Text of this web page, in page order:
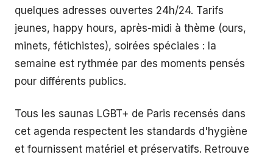
quelques adresses ouvertes 24h/24. Tarifs
jeunes, happy hours, après-midi à thème (ours,
minets, fétichistes), soirées spéciales : la
semaine est rythmée par des moments pensés
pour différents publics.
Tous les saunas LGBT+ de Paris recensés dans
cet agenda respectent les standards d'hygiène
et fournissent matériel et préservatifs. Retrouve